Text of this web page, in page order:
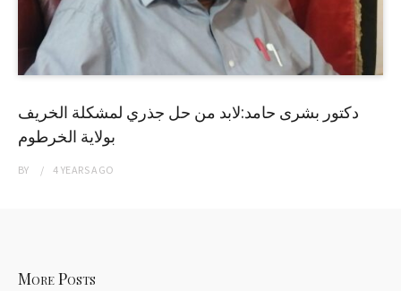
دكتور بشرى حامد:لابد من حل جذري لمشكلة الخريف
بولاية الخرطوم
BY 4 YEARSAGO
More Posts